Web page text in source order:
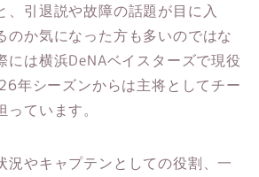
、引退説や故障の話題が目に入
のか気になった方も多いのではな
には横浜DeNAベイスターズで現役
年シーズンからは主将としてチー
ています。
況やキャプテンとしての役割、一